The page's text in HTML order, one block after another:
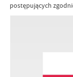
postępujących